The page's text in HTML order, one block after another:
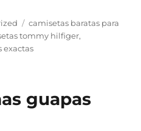
Etiquetas
camisetas baratas para
tommy hilfiger,
exactas
guapas